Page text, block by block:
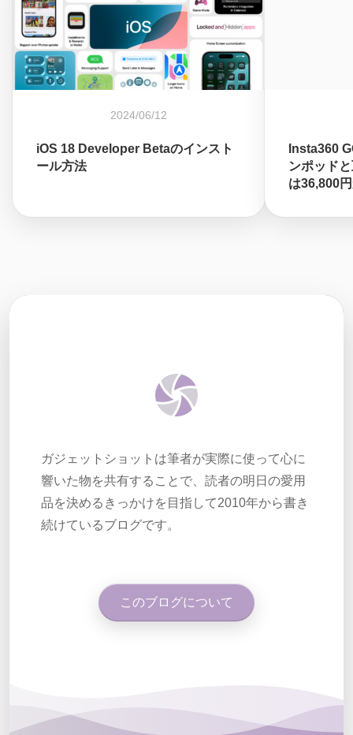
2024/06/12
iOS 18 Developer Betaのインスト
ール方法
Insta360
ンポッド
は36,800
ガジェットショットは筆者が実際に使って心に
響いた物を共有することで、読者の明日の愛用
品を決めるきっかけを目指して2010年から書き
続けているブログです。
このブログについて